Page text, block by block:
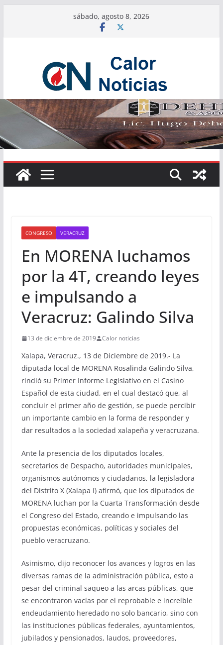
sábado, agosto 8, 2026
CONGRESO VERACRUZ
En MORENA luchamos
por la 4T, creando leyes
e impulsando a
Veracruz: Galindo Silva
13 de diciembre de 2019 Calor noticias
Xalapa, Veracruz., 13 de Diciembre de 2019.- La
diputada local de MORENA Rosalinda Galindo Silva,
rindió su Primer Informe Legislativo en el Casino
Español de esta ciudad, en el cual destacó que, al
concluir el primer año de gestión, se puede percibir
un importante cambio en la forma de responder y
dar resultados a la sociedad xalapeña y veracruzana.
Ante la presencia de los diputados locales,
secretarios de Despacho, autoridades municipales,
organismos autónomos y ciudadanos, la legisladora
del Distrito X (Xalapa I) afirmó, que los diputados de
MORENA luchan por la Cuarta Transformación desde
el Congreso del Estado, creando e impulsando las
propuestas económicas, políticas y sociales del
pueblo veracruzano.
Asimismo, dijo reconocer los avances y logros en las
diversas ramas de la administración pública, esto a
pesar del criminal saqueo a las arcas públicas, que
se encontraron vacías por el reprobable e increíble
endeudamiento heredado no solo bancario, sino con
las instituciones públicas federales, ayuntamientos,
jubilados y pensionados, laudos, proveedores,